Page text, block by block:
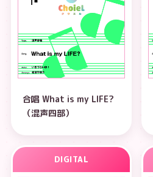
合唱 What is my LIFE?
（混声四部）
DIGITAL